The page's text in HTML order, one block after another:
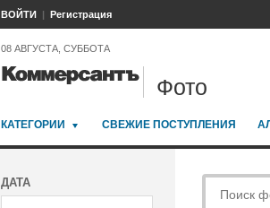
ВОЙТИ Регистрация
08 АВГУСТА, СУББОТА
Фото
КАТЕГОРИИ СВЕЖИЕ ПОСТУПЛЕНИЯ
ДАТА